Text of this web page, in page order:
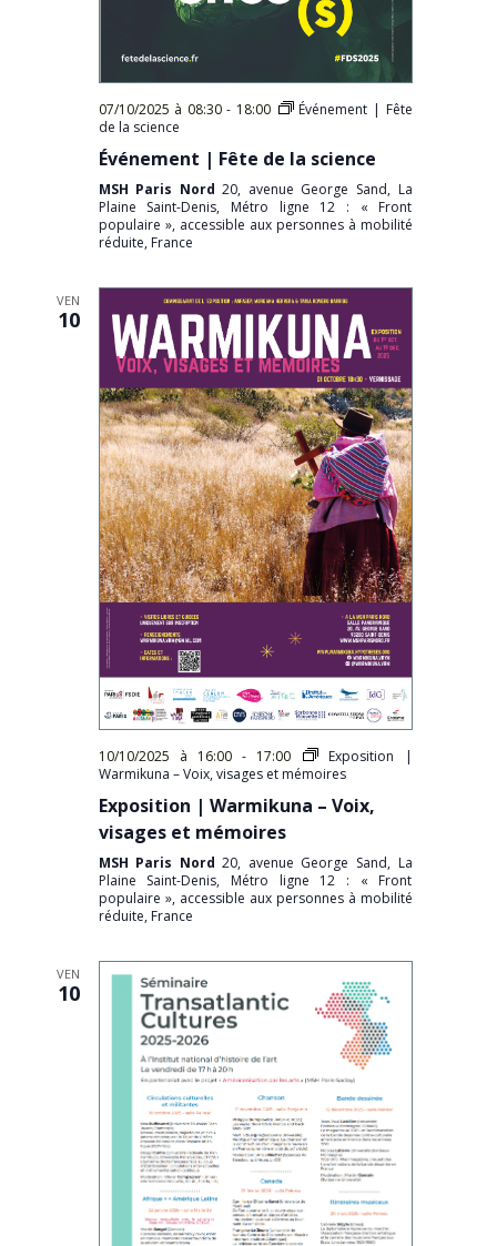
07/10/2025 à 08:30- 18:00
Événement | Fête
de la science
Événement | Fête de la science
MSH Paris Nord20, avenue George Sand, La
Plaine Saint-Denis, Métro ligne 12 : « Front
populaire », accessible aux personnes à mobilité
réduite, France
VEN
10
10/10/2025 à 16:00- 17:00
Exposition |
Warmikuna – Voix, visages et mémoires
Exposition | Warmikuna – Voix,
visages et mémoires
MSH Paris Nord20, avenue George Sand, La
Plaine Saint-Denis, Métro ligne 12 : « Front
populaire », accessible aux personnes à mobilité
réduite, France
VEN
10